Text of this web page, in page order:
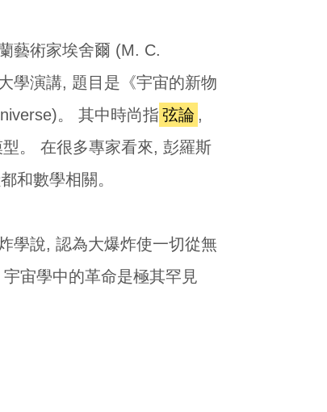
藝術家埃舍爾 (M. C.
學演講, 題目是《宇宙的新物
。 其中時尚指 弦論 ,
。 在很多專家看來, 彭羅斯
和數學相關。
學說, 認為大爆炸使一切從無
宙學中的革命是極其罕見